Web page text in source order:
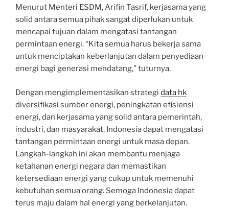
Menurut Menteri ESDM, Arifin Tasrif, kerjasama yang
solid antara semua pihak sangat diperlukan untuk
mencapai tujuan dalam mengatasi tantangan
permintaan energi. “Kita semua harus bekerja sama
untuk menciptakan keberlanjutan dalam penyediaan
energi bagi generasi mendatang,” tuturnya.
Dengan mengimplementasikan strategi data hk
diversifikasi sumber energi, peningkatan efisiensi
energi, dan kerjasama yang solid antara pemerintah,
industri, dan masyarakat, Indonesia dapat mengatasi
tantangan permintaan energi untuk masa depan.
Langkah-langkah ini akan membantu menjaga
ketahanan energi negara dan memastikan
ketersediaan energi yang cukup untuk memenuhi
kebutuhan semua orang. Semoga Indonesia dapat
terus maju dalam hal energi yang berkelanjutan.